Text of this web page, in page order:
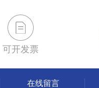
可开发票
在线留言